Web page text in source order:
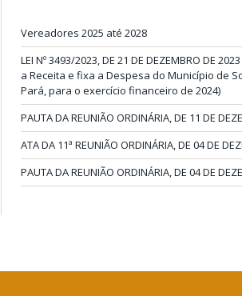
Vereadores 2025 até 2028
LEI Nº 3493/2023, DE 21 DE DEZEMBRO DE
a Receita e fixa a Despesa do Município de
Pará, para o exercício financeiro de 2024)
PAUTA DA REUNIÃO ORDINÁRIA, DE 11 DE
ATA DA 11ª REUNIÃO ORDINÁRIA, DE 04 DE
PAUTA DA REUNIÃO ORDINÁRIA, DE 04 DE